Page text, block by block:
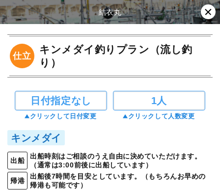
結衣丸
仕立
キンメダイ釣りプラン（流し釣
り）
日付指定なし
クリックして日付変更
1人
クリックして人数変更
キンメダイ
出船
出船時刻はご相談のうえ自由に決めていただけます。
（通常は3:00前後に出船しています）
帰港
出船後7時間を目安としています。（もちろんお早めの
帰港も可能です）